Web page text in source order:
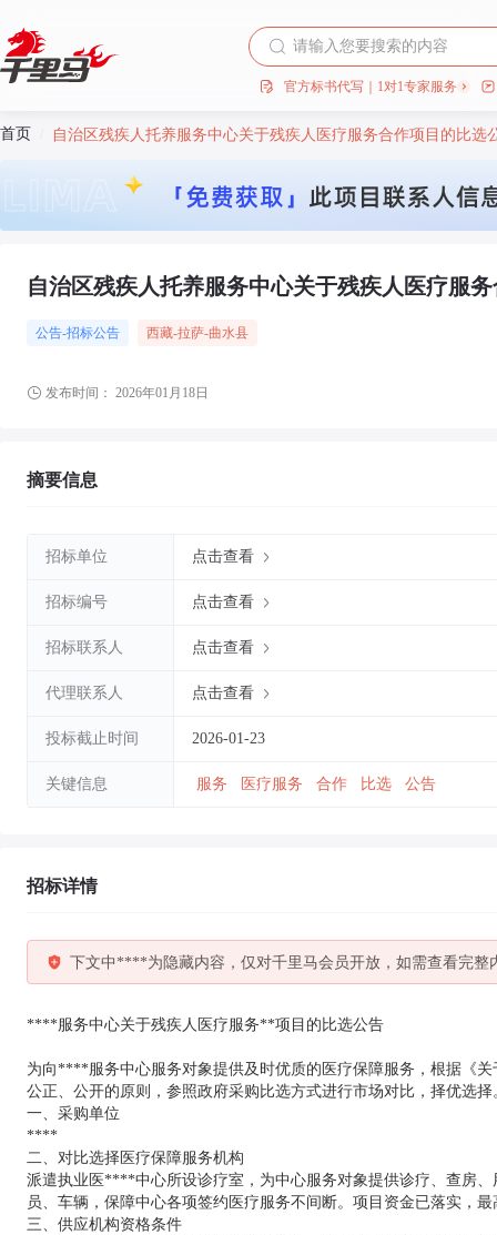
官方标书代写｜1对1专家服务
首页 自治区残疾人托养服务中心关于残疾人医疗服务合作项目的比选
自治区残疾人托养服务中心关于残疾人医疗服
公告-招标公告 西藏-拉萨-曲水县
发布时间： 2026年01月18日
摘要信息
招标单位 点击查看
招标编号 点击查看
招标联系人 点击查看
代理联系人 点击查看
投标截止时间 2026-01-23
关键信息 服务 医疗服务 合作 比选 公告
招标详情
下文中****为隐藏内容，仅对千里马会员开放，如需查看完整
****服务中心关于残疾人医疗服务**项目的比选公告
为向****服务中心服务对象提供及时优质的医疗保障服务，根据《
公正、公开的原则，参照政府采购比选方式进行市场对比，择优选
一、采购单位
****
二、对比选择医疗保障服务机构
派遣执业医****中心所设诊疗室，为中心服务对象提供诊疗、查房
员、车辆，保障中心各项签约医疗服务不间断。项目资金已落实，最
三、供应机构资格条件